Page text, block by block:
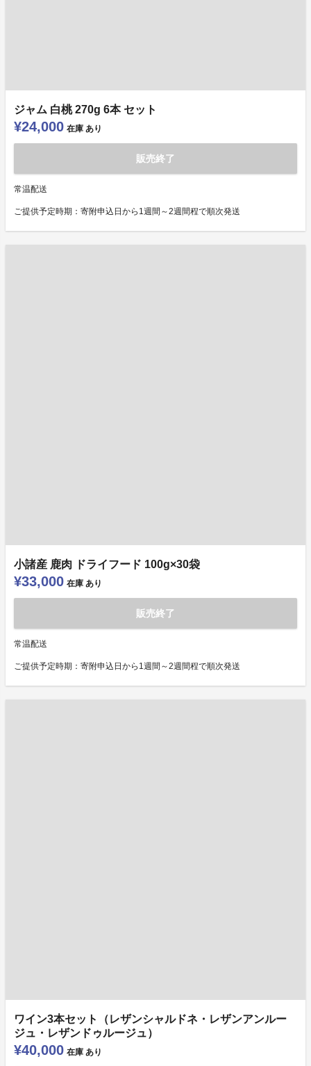
ジャム 白桃 270g 6本 セット
¥24,000 在庫 あり
販売終了
常温配送
ご提供予定時期：寄附申込日から1週間～2週間程で順次発送
小諸産 鹿肉 ドライフード 100g×30袋
¥33,000 在庫 あり
販売終了
常温配送
ご提供予定時期：寄附申込日から1週間～2週間程で順次発送
ワイン3本セット（レザンシャルドネ・レザンアンルー
ジュ・レザンドゥルージュ）
¥40,000 在庫 あり